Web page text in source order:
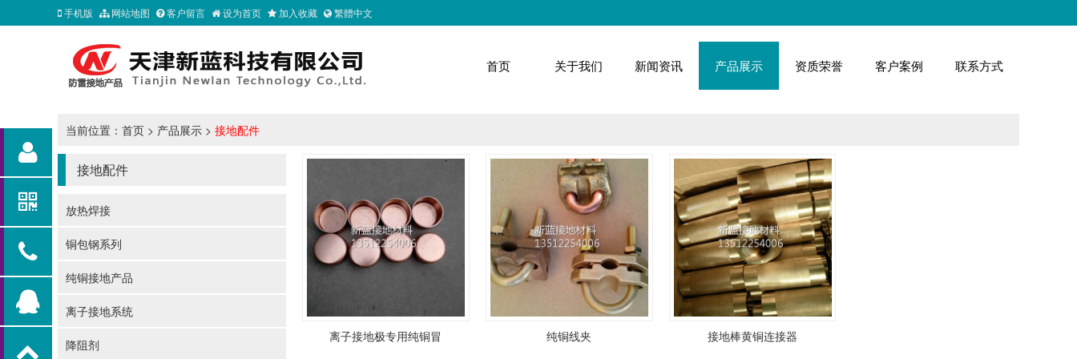
手机版 网站地图 客户留言 设为首页 加入收藏 繁體中文
联系方式
客户案例
资质荣誉
产品展示
新闻资讯
关于我们
首页
当前位置： 首页 > 产品展示 > 接地配件
接地配件
放热焊接
铜包钢系列
纯铜接地产品
离子接地系统
降阻剂
离子接地极专用纯铜冒 纯铜线夹 接地棒黄铜连接器